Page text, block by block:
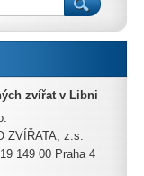
zvířat v Libni
ZVÍŘATA, z.s.
149 00 Praha 4